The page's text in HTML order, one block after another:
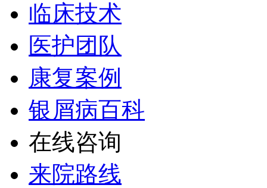
临床技术
医护团队
康复案例
银屑病百科
在线咨询
来院路线